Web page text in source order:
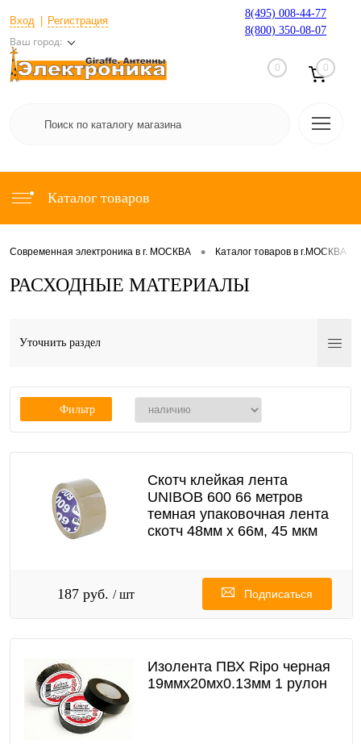
Вход Регистрация
Ваш город:
8(495) 008-44-77
8(800) 350-08-07
0 0
Каталог товаров
Современная электроника в г. МОСКВА • Каталог товаров в г.МОСКВА
РАСХОДНЫЕ МАТЕРИАЛЫ
Уточнить раздел
Фильтр
Скотч клейкая лента
UNIBOB 600 66 метров
темная упаковочная лента
скотч 48мм х 66м, 45 мкм
187 руб. / шт Подписаться
Изолента ПВХ Ripo черная
19ммх20мх0.13мм 1 рулон